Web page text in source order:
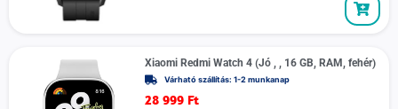
Xiaomi Redmi Watch 4 (Jó , , 16 GB, RAM, fehér)
Várható szállítás: 1-2 munkanap
28 999 Ft